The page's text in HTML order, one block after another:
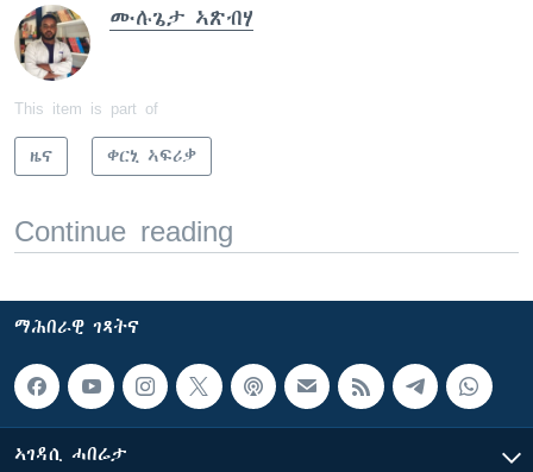
ሙሉጌታ ኣጽብሃ
This item is part of
ዜና ቀርኒ ኣፍሪቃ
Continue reading
ማሕበራዊ ገጻትና
ኣገዳሲ ሓበሬታ